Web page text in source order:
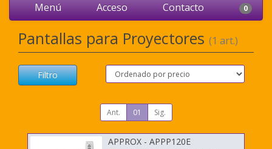
Menú Acceso Contacto 0
Pantallas para Proyectores (1 art.)
Filtro
Ant. 01 Sig.
APPROX - APPP120E